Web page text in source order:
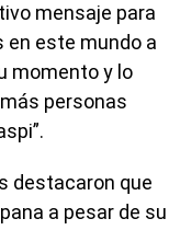
mensaje para
en este mundo a
momento y lo
personas
destacaron que
a pesar de su